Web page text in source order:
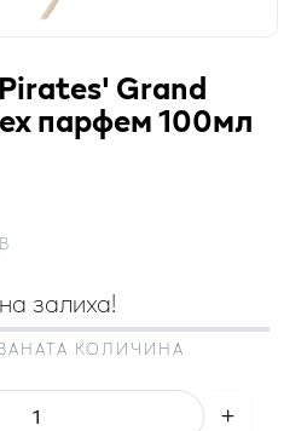
Grand
парфем 100мл
залиха!
КОЛИЧИНА